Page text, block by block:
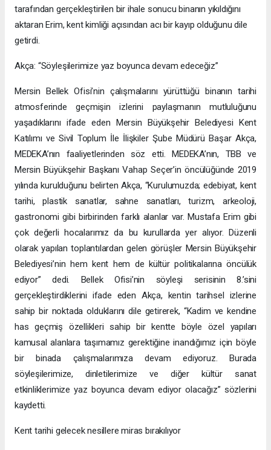
tarafından gerçekleştirilen bir ihale sonucu binanın yıkıldığını
aktaran Erim, kent kimliği açısından acı bir kayıp olduğunu dile
getirdi.
Akça: “Söyleşilerimize yaz boyunca devam edeceğiz”
Mersin Bellek Ofisi’nin çalışmalarını yürüttüğü binanın tarihi
atmosferinde geçmişin izlerini paylaşmanın mutluluğunu
yaşadıklarını ifade eden Mersin Büyükşehir Belediyesi Kent
Katılımı ve Sivil Toplum İle İlişkiler Şube Müdürü Başar Akça,
MEDEKA’nın faaliyetlerinden söz etti. MEDEKA’nın, TBB ve
Mersin Büyükşehir Başkanı Vahap Seçer’in öncülüğünde 2019
yılında kurulduğunu belirten Akça, “Kurulumuzda; edebiyat, kent
tarihi, plastik sanatlar, sahne sanatları, turizm, arkeoloji,
gastronomi gibi birbirinden farklı alanlar var. Mustafa Erim gibi
çok değerli hocalarımız da bu kurullarda yer alıyor. Düzenli
olarak yapılan toplantılardan gelen görüşler Mersin Büyükşehir
Belediyesi’nin hem kent hem de kültür politikalarına öncülük
ediyor” dedi. Bellek Ofisi’nin söyleşi serisinin 8.’sini
gerçekleştirdiklerini ifade eden Akça, kentin tarihsel izlerine
sahip bir noktada olduklarını dile getirerek, “Kadim ve kendine
has geçmiş özellikleri sahip bir kentte böyle özel yapıları
kamusal alanlara taşımamız gerektiğine inandığımız için böyle
bir binada çalışmalarımıza devam ediyoruz. Burada
söyleşilerimize, dinletilerimize ve diğer kültür sanat
etkinliklerimize yaz boyunca devam ediyor olacağız” sözlerini
kaydetti.
Kent tarihi gelecek nesillere miras bırakılıyor